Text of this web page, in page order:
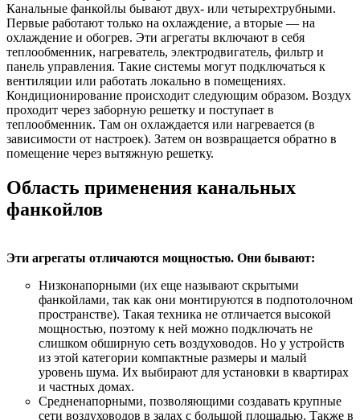
Канальные фанкойлы бывают двух- или четырехтрубными.
Первые работают только на охлаждение, а вторые — на
охлаждение и обогрев. Эти агрегаты включают в себя
теплообменник, нагреватель, электродвигатель, фильтр и
панель управления. Такие системы могут подключаться к
вентиляции или работать локально в помещениях.
Кондиционирование происходит следующим образом. Воздух
проходит через заборную решетку и поступает в
теплообменник. Там он охлаждается или нагревается (в
зависимости от настроек). Затем он возвращается обратно в
помещение через вытяжную решетку.
Область применения канальных
фанкойлов
Эти агрегаты отличаются мощностью. Они бывают:
Низконапорными (их еще называют скрытыми
фанкойлами, так как они монтируются в подпотолочном
пространстве). Такая техника не отличается высокой
мощностью, поэтому к ней можно подключать не
слишком обширную сеть воздуховодов. Но у устройств
из этой категории компактные размеры и малый
уровень шума. Их выбирают для установки в квартирах
и частных домах.
Средненапорными, позволяющими создавать крупные
сети воздуховодов в залах с большой площадью. Также в